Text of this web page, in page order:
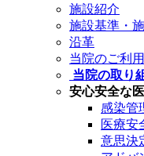
施設紹介
施設基準・
沿革
当院のご利
当院の取り
安心安全な
感染管
医療安
意思決